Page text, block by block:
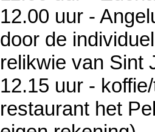
12.00 uur -
door de
relikwie van Sint
12.15 uur -
restaurant het